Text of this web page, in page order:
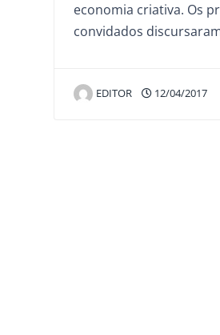
economia criativa. Os
convidados
EDITOR 12/04/2017